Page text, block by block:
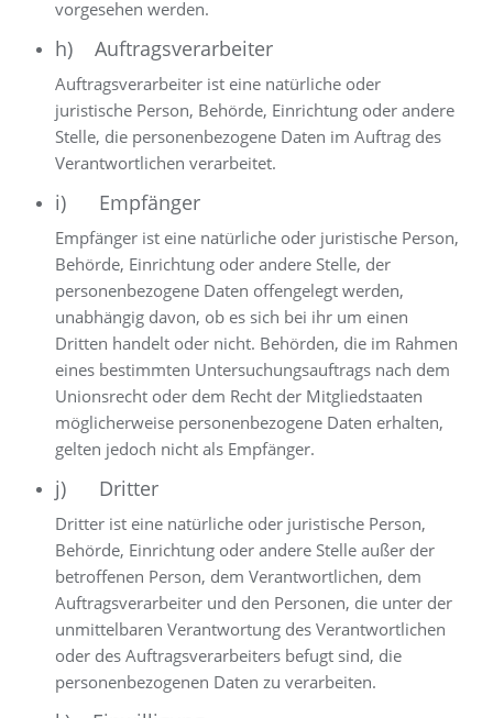
vorgesehen werden.
h) Auftragsverarbeiter
Auftragsverarbeiter ist eine natürliche oder
juristische Person, Behörde, Einrichtung oder andere
Stelle, die personenbezogene Daten im Auftrag des
Verantwortlichen verarbeitet.
i) Empfänger
Empfänger ist eine natürliche oder juristische Person,
Behörde, Einrichtung oder andere Stelle, der
personenbezogene Daten offengelegt werden,
unabhängig davon, ob es sich bei ihr um einen
Dritten handelt oder nicht. Behörden, die im Rahmen
eines bestimmten Untersuchungsauftrags nach dem
Unionsrecht oder dem Recht der Mitgliedstaaten
möglicherweise personenbezogene Daten erhalten,
gelten jedoch nicht als Empfänger.
j) Dritter
Dritter ist eine natürliche oder juristische Person,
Behörde, Einrichtung oder andere Stelle außer der
betroffenen Person, dem Verantwortlichen, dem
Auftragsverarbeiter und den Personen, die unter der
unmittelbaren Verantwortung des Verantwortlichen
oder des Auftragsverarbeiters befugt sind, die
personenbezogenen Daten zu verarbeiten.